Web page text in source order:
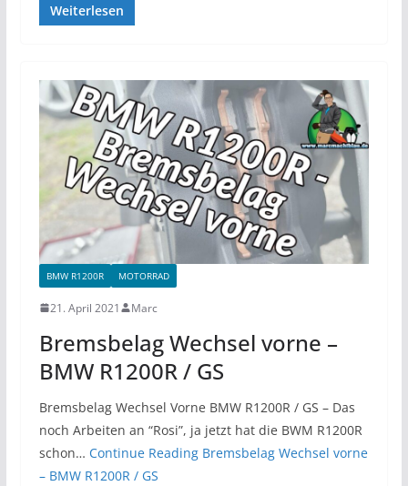
Weiterlesen
BMW R1200R MOTORRAD
21. April 2021 Marc
Bremsbelag Wechsel vorne –
BMW R1200R / GS
Bremsbelag Wechsel Vorne BMW R1200R / GS – Das
noch Arbeiten an “Rosi”, ja jetzt hat die BWM R1200R
schon… Continue ReadingBremsbelag Wechsel vorne
– BMW R1200R / GS